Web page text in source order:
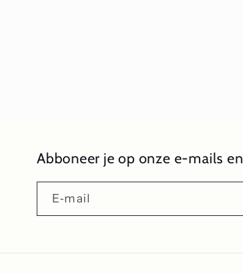
Abboneer je op onze e-mails
E‑mail